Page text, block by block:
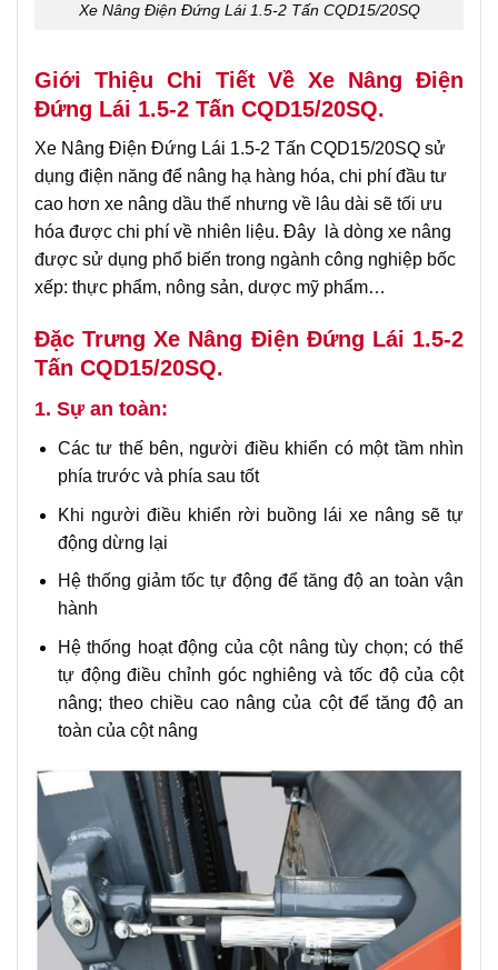
Xe Nâng Điện Đứng Lái 1.5-2 Tấn CQD15/20SQ
Giới Thiệu Chi Tiết Về Xe Nâng Điện
Đứng Lái 1.5-2 Tấn CQD15/20SQ.
Xe Nâng Điện Đứng Lái 1.5-2 Tấn CQD15/20SQ sử
dụng điện năng để nâng hạ hàng hóa, chi phí đầu tư
cao hơn xe nâng dầu thế nhưng về lâu dài sẽ tối ưu
hóa được chi phí về nhiên liệu. Đây là dòng xe nâng
được sử dụng phổ biến trong ngành công nghiệp bốc
xếp: thực phẩm, nông sản, dược mỹ phẩm…
Đặc Trưng Xe Nâng Điện Đứng Lái 1.5-2
Tấn CQD15/20SQ.
1. Sự an toàn:
Các tư thế bên, người điều khiển có một tầm nhìn
phía trước và phía sau tốt
Khi người điều khiển rời buồng lái xe nâng sẽ tự
động dừng lại
Hệ thống giảm tốc tự động để tăng độ an toàn vận
hành
Hệ thống hoạt động của cột nâng tùy chọn; có thể
tự động điều chỉnh góc nghiêng và tốc độ của cột
nâng; theo chiều cao nâng của cột để tăng độ an
toàn của cột nâng